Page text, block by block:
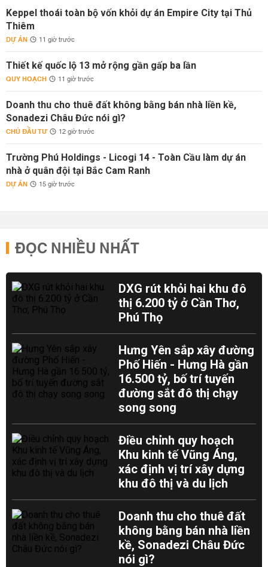
Keppel thoái toàn bộ vốn khỏi dự án Empire City tại Thủ
Thiêm
DỰ ÁN 11 giờ trước
Thiết kế quốc lộ 13 mở rộng gần gấp ba lần
QUY HOẠCH 11 giờ trước
Doanh thu cho thuê đất không bằng bán nhà liền kề,
Sonadezi Châu Đức nói gì?
CHỦ ĐẦU TƯ 12 giờ trước
Trường Phú Holdings - Licogi 14 - Toàn Cầu làm dự án
nhà ở quân đội tại Bắc Cam Ranh
DỰ ÁN 15 giờ trước
ĐỌC NHIỀU NHẤT
DXG rút khỏi hai khu đô
thị 6.200 tỷ ở Cần Thơ,
Phú Thọ
Hưng Yên sắp xây đường
Phố Hiến - Hưng Hà gần
16.500 tỷ, bố trí tuyến
đường sắt đô thị chạy
song song
Điều chỉnh quy hoạch
Khu kinh tế Vũng Áng,
xác định vị trí xây dựng
khu đô thị và du lịch
Doanh thu cho thuê đất
không bằng bán nhà liền
kề, Sonadezi Châu Đức
nói gì?